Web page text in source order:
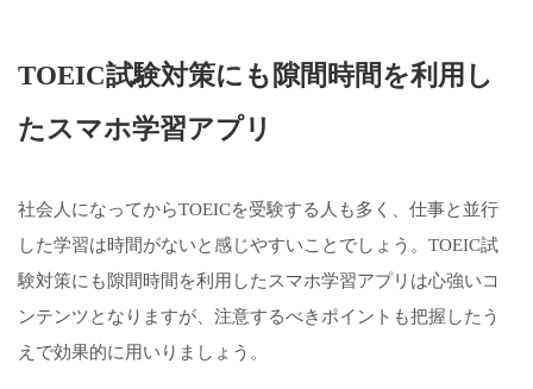
TOEIC試験対策にも隙間時間を利用し
たスマホ学習アプリ
社会人になってからTOEICを受験する人も多く、仕事と並行
した学習は時間がないと感じやすいことでしょう。TOEIC試
験対策にも隙間時間を利用したスマホ学習アプリは心強いコ
ンテンツとなりますが、注意するべきポイントも把握したう
えで効果的に用いりましょう。